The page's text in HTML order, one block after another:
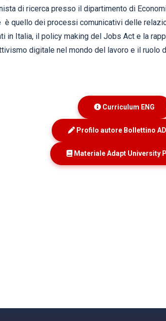
di ricerca presso il dipartimento di
è quello dei processi comunicativi delle
in Italia, il policy making del Jobs Act e la
digitale nel mondo del lavoro e il
Curriculum ENG
Profilo autore Bollettino
Materiale Adapt University